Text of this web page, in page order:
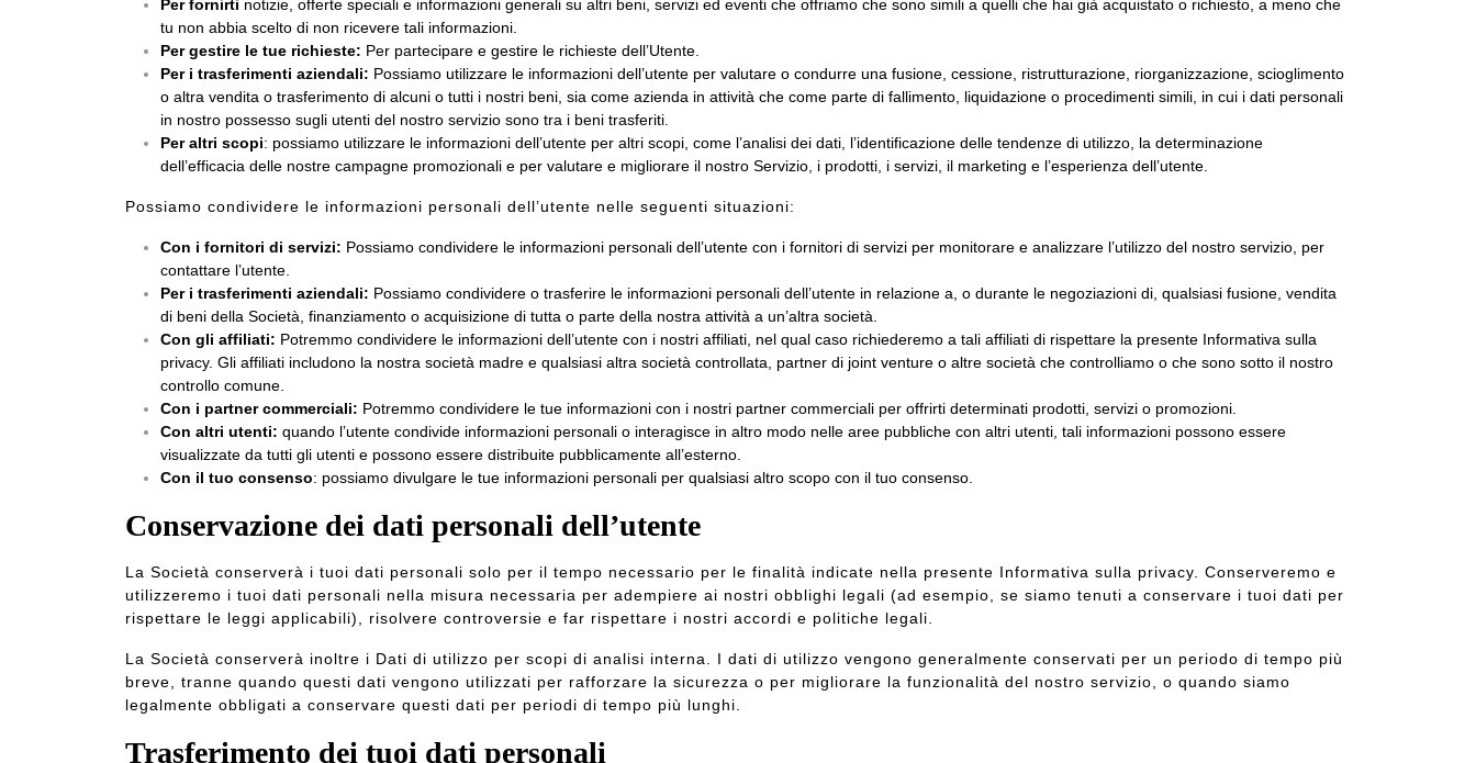
Per fornirti notizie, offerte speciali e informazioni generali su altri beni, servizi ed eventi che offriamo che sono simili a quelli che hai già acquistato o richiesto, a meno che
tu non abbia scelto di non ricevere tali informazioni.
Per gestire le tue richieste: Per partecipare e gestire le richieste dell’Utente.
Per i trasferimenti aziendali: Possiamo utilizzare le informazioni dell’utente per valutare o condurre una fusione, cessione, ristrutturazione, riorganizzazione, scioglimento
o altra vendita o trasferimento di alcuni o tutti i nostri beni, sia come azienda in attività che come parte di fallimento, liquidazione o procedimenti simili, in cui i dati personali
in nostro possesso sugli utenti del nostro servizio sono tra i beni trasferiti.
Per altri scopi: possiamo utilizzare le informazioni dell’utente per altri scopi, come l’analisi dei dati, l’identificazione delle tendenze di utilizzo, la determinazione
dell’efficacia delle nostre campagne promozionali e per valutare e migliorare il nostro Servizio, i prodotti, i servizi, il marketing e l’esperienza dell’utente.
Possiamo condividere le informazioni personali dell’utente nelle seguenti situazioni:
Con i fornitori di servizi: Possiamo condividere le informazioni personali dell’utente con i fornitori di servizi per monitorare e analizzare l’utilizzo del nostro servizio, per
contattare l’utente.
Per i trasferimenti aziendali: Possiamo condividere o trasferire le informazioni personali dell’utente in relazione a, o durante le negoziazioni di, qualsiasi fusione, vendita
di beni della Società, finanziamento o acquisizione di tutta o parte della nostra attività a un’altra società.
Con gli affiliati: Potremmo condividere le informazioni dell’utente con i nostri affiliati, nel qual caso richiederemo a tali affiliati di rispettare la presente Informativa sulla
privacy. Gli affiliati includono la nostra società madre e qualsiasi altra società controllata, partner di joint venture o altre società che controlliamo o che sono sotto il nostro
controllo comune.
Con i partner commerciali: Potremmo condividere le tue informazioni con i nostri partner commerciali per offrirti determinati prodotti, servizi o promozioni.
Con altri utenti: quando l’utente condivide informazioni personali o interagisce in altro modo nelle aree pubbliche con altri utenti, tali informazioni possono essere
visualizzate da tutti gli utenti e possono essere distribuite pubblicamente all’esterno.
Con il tuo consenso: possiamo divulgare le tue informazioni personali per qualsiasi altro scopo con il tuo consenso.
Conservazione dei dati personali dell’utente
La Società conserverà i tuoi dati personali solo per il tempo necessario per le finalità indicate nella presente Informativa sulla privacy. Conserveremo e
utilizzeremo i tuoi dati personali nella misura necessaria per adempiere ai nostri obblighi legali (ad esempio, se siamo tenuti a conservare i tuoi dati per
rispettare le leggi applicabili), risolvere controversie e far rispettare i nostri accordi e politiche legali.
La Società conserverà inoltre i Dati di utilizzo per scopi di analisi interna. I dati di utilizzo vengono generalmente conservati per un periodo di tempo più
breve, tranne quando questi dati vengono utilizzati per rafforzare la sicurezza o per migliorare la funzionalità del nostro servizio, o quando siamo
legalmente obbligati a conservare questi dati per periodi di tempo più lunghi.
Trasferimento dei tuoi dati personali